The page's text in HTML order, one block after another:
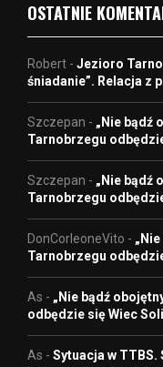
OSTATNIE
Robert - Jezioro
śniadanie”. Relacja z
Szczepan - „Nie bądź
Tarnobrzegu
Szczepan - „Nie bądź
Tarnobrzegu
DonCorleoneVito -
Tarnobrzegu
As - „Nie bądź
odbędzie się Wiec
As - Sytuacja w TTBS.